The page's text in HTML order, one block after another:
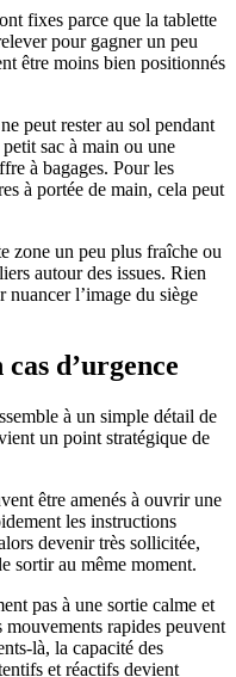
fixes parce que la tablette
pour gagner un peu
être moins bien positionnés
peut rester au sol pendant
sac à main ou une
à bagages. Pour les
à portée de main, cela peut
zone un peu plus fraîche ou
autour des issues. Rien
nuancer l’image du siège
d’urgence
à un simple détail de
un point stratégique de
être amenés à ouvrir une
les instructions
devenir très sollicitée,
sortir au même moment.
pas à une sortie calme et
rapides peuvent
là, la capacité des
et réactifs devient